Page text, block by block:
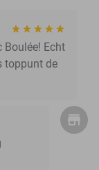
Boulée! Echt
toppunt de